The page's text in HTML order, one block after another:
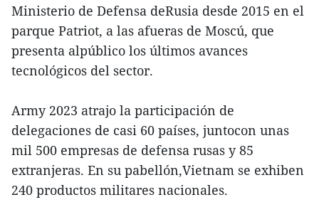
Ministerio de Defensa deRusia desde 2015 en el
parque Patriot, a las afueras de Moscú, que
presenta alpúblico los últimos avances
tecnológicos del sector.
Army 2023 atrajo la participación de
delegaciones de casi 60 países, juntocon unas
mil 500 empresas de defensa rusas y 85
extranjeras. En su pabellón,Vietnam se exhiben
240 productos militares nacionales.